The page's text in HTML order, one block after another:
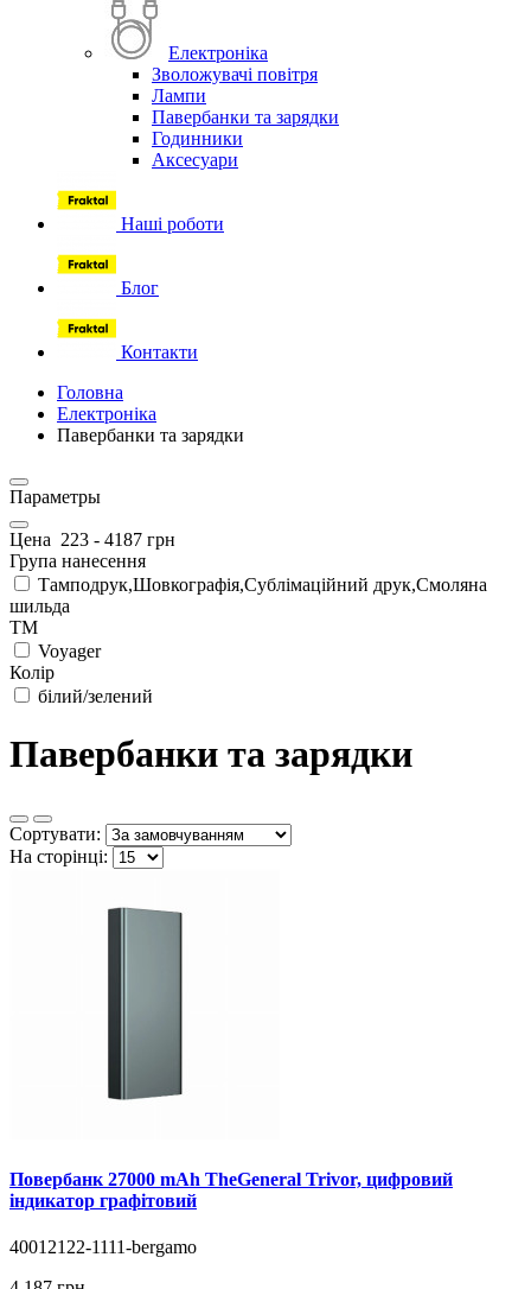
Електроніка
Зволожувачі повітря
Лампи
Павербанки та зарядки
Годинники
Аксесуари
Наші роботи
Блог
Контакти
Головна
Електроніка
Павербанки та зарядки
Параметры
Цена 223 - 4187 грн
Група нанесення
Тамподрук,Шовкографія,Сублімаційний друк,Смоляна
шильда
ТМ
Voyager
Колір
білий/зелений
Павербанки та зарядки
Сортувати:
На сторінці:
Повербанк 27000 mAh TheGeneral Trivor, цифровий
індикатор графітовий
40012122-1111-bergamo